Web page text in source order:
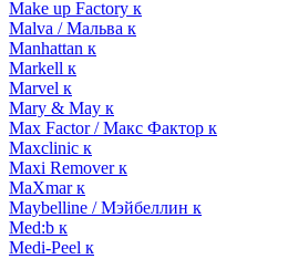
Make up Factory к
Malva / Мальва к
Manhattan к
Markell к
Marvel к
Mary & May к
Max Factor / Макс Фактор к
Maxclinic к
Maxi Remover к
MaXmar к
Maybelline / Мэйбеллин к
Med:b к
Medi-Peel к